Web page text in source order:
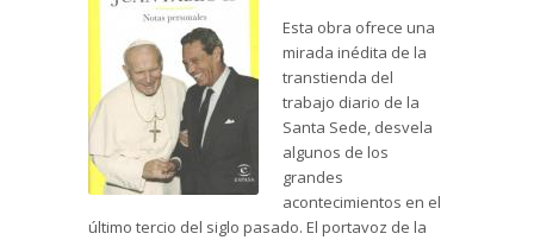
Esta obra ofrece una
mirada inédita de la
transtienda del
trabajo diario de la
Santa Sede, desvela
algunos de los
grandes
acontecimientos en el
último tercio del siglo pasado. El portavoz de la